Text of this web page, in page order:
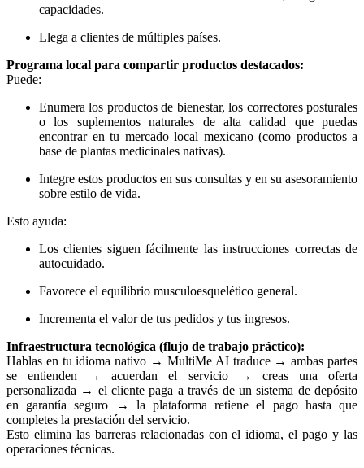
capacidades.
Llega a clientes de múltiples países.
Programa local para compartir productos destacados:
Puede:
Enumera los productos de bienestar, los correctores posturales
o los suplementos naturales de alta calidad que puedas
encontrar en tu mercado local mexicano (como productos a
base de plantas medicinales nativas).
Integre estos productos en sus consultas y en su asesoramiento
sobre estilo de vida.
Esto ayuda:
Los clientes siguen fácilmente las instrucciones correctas de
autocuidado.
Favorece el equilibrio musculoesquelético general.
Incrementa el valor de tus pedidos y tus ingresos.
Infraestructura tecnológica (flujo de trabajo práctico):
Hablas en tu idioma nativo → MultiMe AI traduce → ambas partes
se entienden → acuerdan el servicio → creas una oferta
personalizada → el cliente paga a través de un sistema de depósito
en garantía seguro → la plataforma retiene el pago hasta que
completes la prestación del servicio.
Esto elimina las barreras relacionadas con el idioma, el pago y las
operaciones técnicas.